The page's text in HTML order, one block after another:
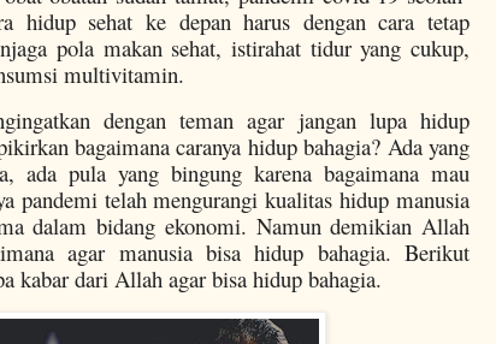
hidup sehat ke depan harus dengan cara tetap
pola makan sehat, istirahat tidur yang cukup,
multivitamin.
dengan teman agar jangan lupa hidup
bagaimana caranya hidup bahagia? Ada yang
ada pula yang bingung karena bagaimana mau
pandemi telah mengurangi kualitas hidup manusia
dalam bidang ekonomi. Namun demikian Allah
agar manusia bisa hidup bahagia. Berikut
kabar dari Allah agar bisa hidup bahagia.